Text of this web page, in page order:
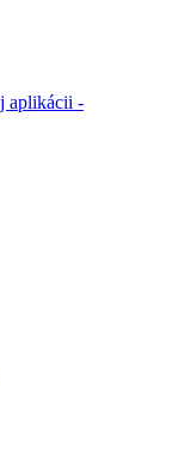
aplikácii -